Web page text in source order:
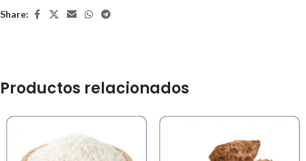
Share:
Productos relacionados